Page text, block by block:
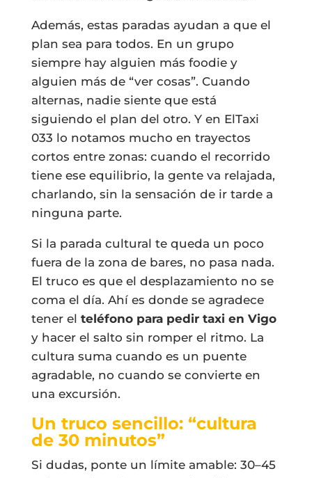
Además, estas paradas ayudan a que el
plan sea para todos. En un grupo
siempre hay alguien más foodie y
alguien más de “ver cosas”. Cuando
alternas, nadie siente que está
siguiendo el plan del otro. Y en ElTaxi
033 lo notamos mucho en trayectos
cortos entre zonas: cuando el recorrido
tiene ese equilibrio, la gente va relajada,
charlando, sin la sensación de ir tarde a
ninguna parte.
Si la parada cultural te queda un poco
fuera de la zona de bares, no pasa nada.
El truco es que el desplazamiento no se
coma el día. Ahí es donde se agradece
tener el teléfono para pedir taxi en Vigo
y hacer el salto sin romper el ritmo. La
cultura suma cuando es un puente
agradable, no cuando se convierte en
una excursión.
Un truco sencillo: “cultura
de 30 minutos”
Si dudas, ponte un límite amable: 30–45